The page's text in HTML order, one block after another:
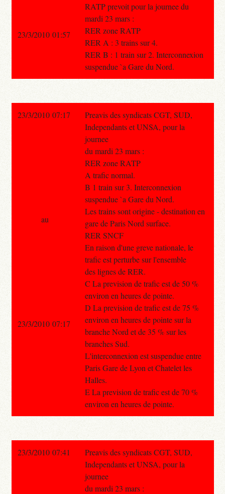
RATP prevoit pour la journee du
mardi 23 mars :
RER zone RATP
RER A : 3 trains sur 4.
RER B : 1 train sur 2. Interconnexion
suspendue `a Gare du Nord.
23/3/2010 01:57
23/3/2010 07:17
Preavis des syndicats CGT, SUD,
Independants et UNSA, pour la
journee
du mardi 23 mars :
RER zone RATP
A trafic normal.
B 1 train sur 3. Interconnexion
suspendue `a Gare du Nord.
Les trains sont origine - destination en
gare de Paris Nord surface.
RER SNCF
En raison d'une greve nationale, le
trafic est perturbe sur l'ensemble
des lignes de RER.
C La prevision de trafic est de 50 %
environ en heures de pointe.
D La prevision de trafic est de 75 %
environ en heures de pointe sur la
branche Nord et de 35 % sur les
branches Sud.
L'interconnexion est suspendue entre
Paris Gare de Lyon et Chatelet les
Halles.
E La prevision de trafic est de 70 %
environ en heures de pointe.
au
23/3/2010 07:17
23/3/2010 07:41
Preavis des syndicats CGT, SUD,
Independants et UNSA, pour la
journee
du mardi 23 mars :